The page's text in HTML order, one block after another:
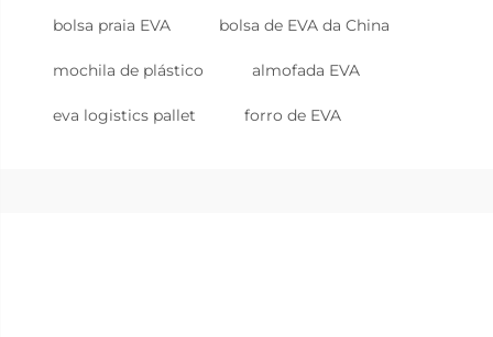
bolsa praia EVA bolsa de EVA da China
mochila de plástico almofada EVA
eva logistics pallet forro de EVA